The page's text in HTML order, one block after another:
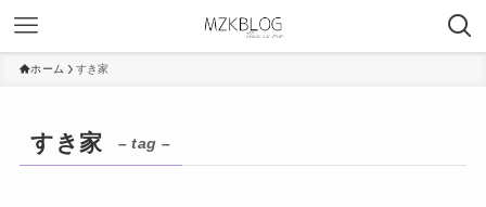
ホーム すき家
すき家 – tag –